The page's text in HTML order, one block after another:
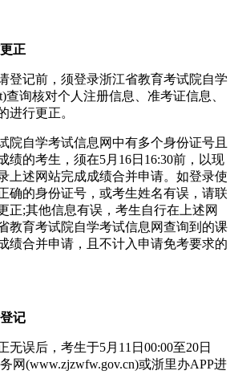
正
记前，须登录浙江省教育考试院自学
查询核对个人注册信息、准考证信息、
进行更正。
自学考试信息网中有多个身份证号且
绩的考生，须在5月16日16:30前，以现
上述网站完成成绩合并申请。如登录使
确的身份证号，或考生姓名有误，请联
正;其他信息有误，考生自行在上述网
教育考试院自学考试信息网查询到的课
绩合并申请，且不计入申请免考要求的
记
误后，考生于5月11日00:00至20日
网(www.zjzwfw.gov.cn)或浙里办APP进